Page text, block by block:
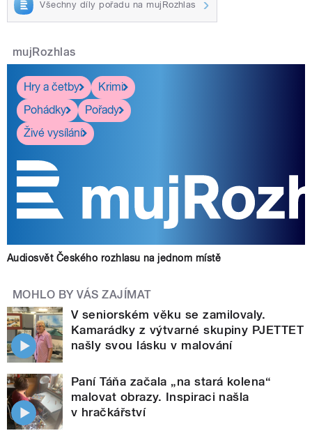
Všechny díly pořadu na mujRozhlas
mujRozhlas
Hry a četby
Krimi
Pohádky
Pořady
Živé vysílání
Audiosvět Českého rozhlasu na jednom místě
MOHLO BY VÁS ZAJÍMAT
V seniorském věku se zamilovaly.
Kamarádky z výtvarné skupiny PJETTET
našly svou lásku v malování
Paní Táňa začala „na stará kolena“
malovat obrazy. Inspiraci našla
v hračkářství